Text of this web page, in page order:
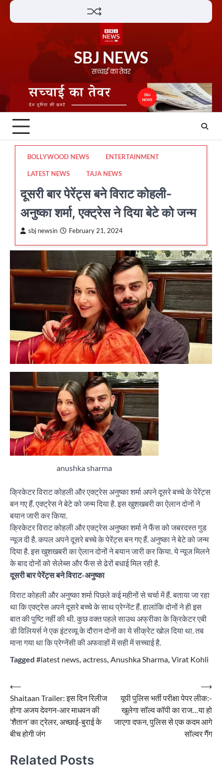
Skip
SBJ NEWS
सच्चाई का तेवर
BOLLYWOOD NEWS ENTERTAINMENT
LATEST NEWS TAJA NEWS
दूसरी बार पेरेंट्स बने विराट कोहली-
अनुष्का शर्मा, एक्ट्रेस ने दिया बेटे को जन्म
sbj newsin February 21, 2024
anushka sharma
क्रिकेटर विराट कोहली और एक्ट्रेस अनुष्का शर्मा अपने दूसरे बच्चे के पेरेंट्स
बन गए हैं. एक्ट्रेस ने बेटे को जन्म दिया है. इस खुशखबरी का ऐलान दोनों ने
बयान जारी कर किया.
क्रिकेटर विराट कोहली और एक्ट्रेस अनुष्का शर्मा ने फैंस को जबरदस्त गुड
न्यूज दी है. कपल अपने दूसरे बच्चे के पेरेंट्स बन गए हैं. अनुष्का ने बेटे को जन्म
दिया है. इस खुशखबरी का ऐलान दोनों ने बयान जारी कर किया. ये न्यूज मिलने
के बाद दोनों को सेलेब्स और फैंस से ढेरों बधाई मिल रही है.
दूसरी बार पेरेंट्स बने विराट-अनुष्का
विराट कोहली और अनुष्का शर्मा पिछले कई महीनों से चर्चा में हैं. बताया जा रहा
था कि एक्ट्रेस अपने दूसरे बच्चे के साथ प्रेग्नेंट हैं. हालांकि दोनों ने ही इस
बात की पुष्टि नहीं की थी. कुछ वक्त पहले साउथ अफ्रीका के क्रिकेटर एबी
डी विलियर्स ने एक इंटरव्यू के दौरान दोनों का ये सीक्रेट खोल दिया था. तब
माना गया था कि प्रेग्नेंसी की अफवाहों में सही में सच्चाई है.
Tagged #latest news, actress, Anushka Sharma, Virat Kohli
Post
navigation
⟵
Shaitaan Trailer: इस दिन रिलीज
होगा अजय देवगन-आर माधवन की
‘शैतान’ का ट्रेलर, अच्छाई-बुराई के
बीच होगी जंग
यूपी पुलिस भर्ती परीक्षा पेपर लीक:-
खुलेगा सॉल्व कॉपी का राज…या हो
जाएगा दफन, पुलिस से एक कदम आगे
सॉल्वर गैंग
⟶
Related Posts